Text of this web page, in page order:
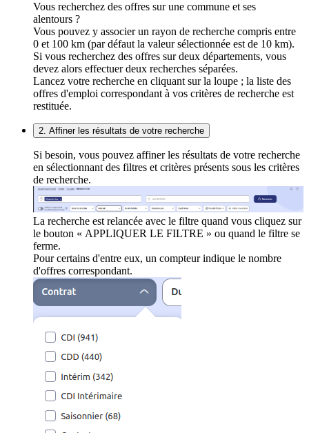
Vous recherchez des offres sur une commune et ses
alentours ?
Vous pouvez y associer un rayon de recherche compris entre
0 et 100 km (par défaut la valeur sélectionnée est de 10 km).
Si vous recherchez des offres sur deux départements, vous
devez alors effectuer deux recherches séparées.
Lancez votre recherche en cliquant sur la loupe ; la liste des
offres d'emploi correspondant à vos critères de recherche est
restituée.
2. Affiner les résultats de votre recherche
Si besoin, vous pouvez affiner les résultats de votre recherche
en sélectionnant des filtres et critères présents sous les critères
de recherche.
La recherche est relancée avec le filtre quand vous cliquez sur
le bouton « APPLIQUER LE FILTRE » ou quand le filtre se
ferme.
Pour certains d'entre eux, un compteur indique le nombre
d'offres correspondant.